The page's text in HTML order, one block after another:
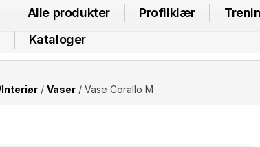
Alle produkter Profilklær
Kataloger
/ Vaser/ Vase Corallo M